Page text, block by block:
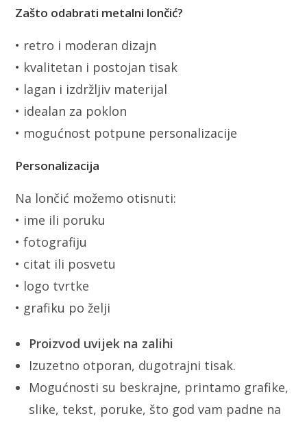
Zašto odabrati metalni lončić?
• retro i moderan dizajn
• kvalitetan i postojan tisak
• lagan i izdržljiv materijal
• idealan za poklon
• mogućnost potpune personalizacije
Personalizacija
Na lončić možemo otisnuti:
• ime ili poruku
• fotografiju
• citat ili posvetu
• logo tvrtke
• grafiku po želji
Proizvod uvijek na zalihi
Izuzetno otporan, dugotrajni tisak.
Mogućnosti su beskrajne, printamo grafike,
slike, tekst, poruke, što god vam padne na